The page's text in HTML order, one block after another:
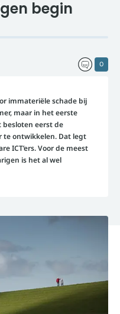
begin
0
immateriële schade bij
maar in het eerste
besloten eerst de
te ontwikkelen. Dat legt
ICT’ers. Voor de meest
is het al wel